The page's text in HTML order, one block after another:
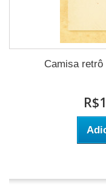
Camisa retrô